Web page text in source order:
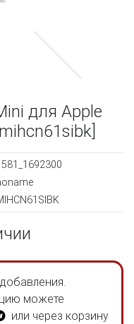
для Apple
можете
или через корзину